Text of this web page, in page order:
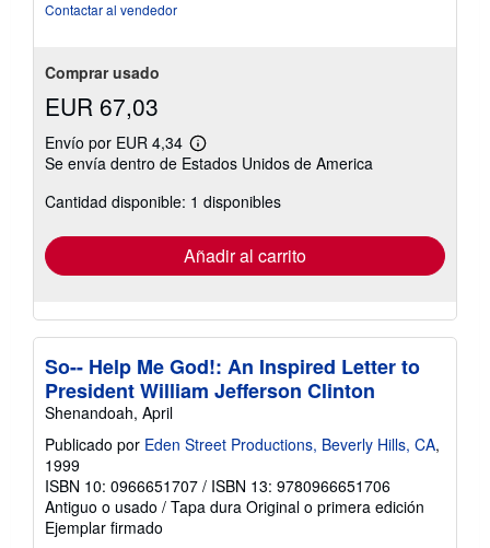
Contactar al vendedor
Comprar usado
EUR 67,03
Envío por EUR 4,34
Más
información
las
tarifas
envío
Se envía dentro de Estados Unidos de America
Cantidad disponible: 1 disponibles
Añadir al carrito
So-- Help Me God!: An Inspired Letter to
President William Jefferson Clinton
Shenandoah, April
Publicado por Eden Street Productions, Beverly Hills, CA,
1999
ISBN 10: 0966651707 / ISBN 13: 9780966651706
Antiguo o usado / Tapa dura Original o primera edición
Ejemplar firmado